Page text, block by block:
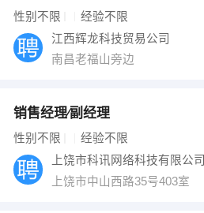
性别不限 经验不限
江西辉龙科技贸易公司
南昌老福山旁边
销售经理∕副经理
性别不限 经验不限
上饶市科讯网络科技有限公司
上饶市中山西路35号403室